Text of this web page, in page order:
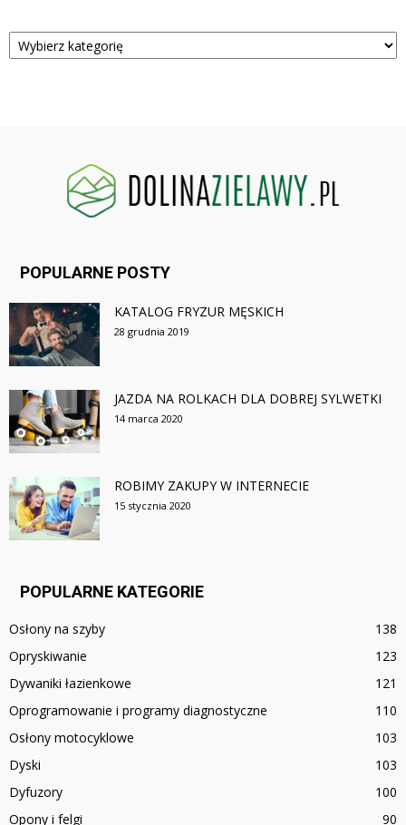
Kategorie
POPULARNE POSTY
KATALOG FRYZUR MĘSKICH
28 grudnia 2019
JAZDA NA ROLKACH DLA DOBREJ SYLWETKI
14 marca 2020
ROBIMY ZAKUPY W INTERNECIE
15 stycznia 2020
POPULARNE KATEGORIE
Osłony na szyby
138
Opryskiwanie
123
Dywaniki łazienkowe
121
Oprogramowanie i programy diagnostyczne
110
Osłony motocyklowe
103
Dyski
103
Dyfuzory
100
Opony i felgi
90